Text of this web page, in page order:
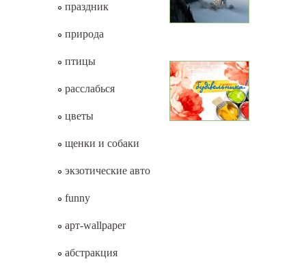
праздник
природа
птицы
расслабься
цветы
щенки и собаки
экзотические авто
funny
арт-wallpaper
абстракция